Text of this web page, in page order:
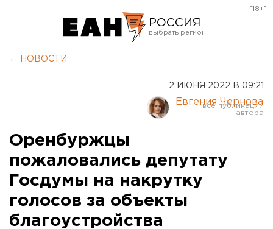
РОССИЯ
Курган
Оренбург
[18+]
← НОВОСТИ
2 ИЮНЯ 2022 В 09:21
Евгения Чернова
Оренбуржцы
пожаловались депутату
Госдумы на накрутку
голосов за объекты
благоустройства